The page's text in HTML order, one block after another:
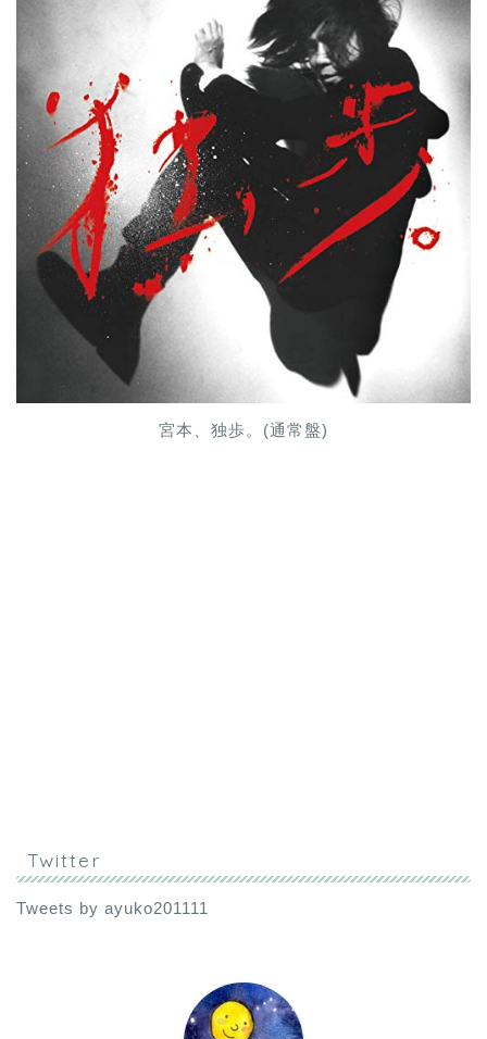
宮本、独歩。(通常盤)
Twitter
Tweets by ayuko201111